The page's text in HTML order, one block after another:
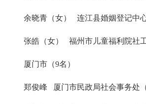
余晓青（女） 连江县婚姻登记中
张皓（女） 福州市儿童福利院社工
厦门市（9名）
郑俊峰 厦门市民政局社会事务处（